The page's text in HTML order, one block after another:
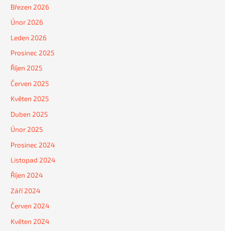
Březen 2026
Únor 2026
Leden 2026
Prosinec 2025
Říjen 2025
Červen 2025
Květen 2025
Duben 2025
Únor 2025
Prosinec 2024
Listopad 2024
Říjen 2024
Září 2024
Červen 2024
Květen 2024